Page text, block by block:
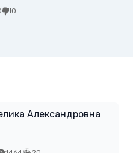
0
Александровна